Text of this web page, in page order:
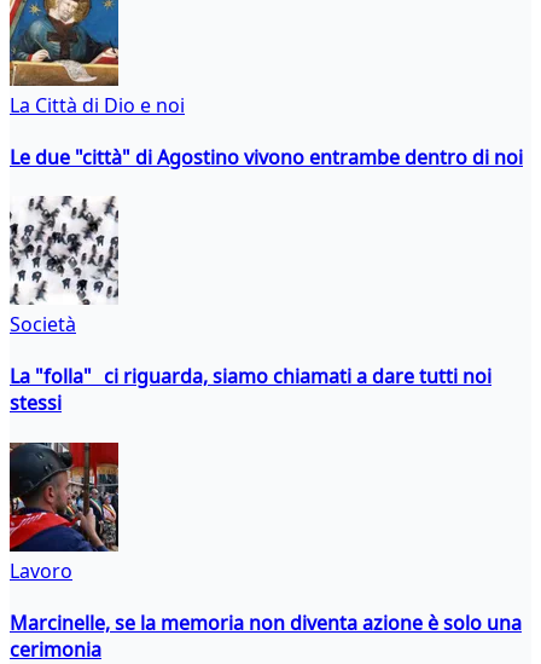
La Città di Dio e noi
Le due "città" di Agostino vivono entrambe dentro di noi
Società
La "folla" ci riguarda, siamo chiamati a dare tutti noi
stessi
Lavoro
Marcinelle, se la memoria non diventa azione è solo una
cerimonia